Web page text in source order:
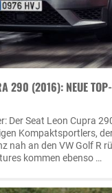
290 (2016): NEUE
Der Seat Leon Cupra
Kompaktsportlers,
nah an den VW Golf R
kommen ebenso …